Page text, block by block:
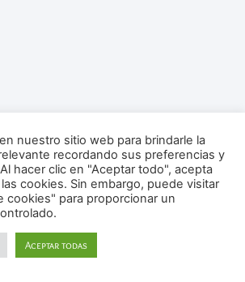
nuestro sitio web para brindarle la
recordando sus preferencias y
hacer clic en "Aceptar todo", acepta
cookies. Sin embargo, puede visitar
cookies" para proporcionar un
Aceptar todas